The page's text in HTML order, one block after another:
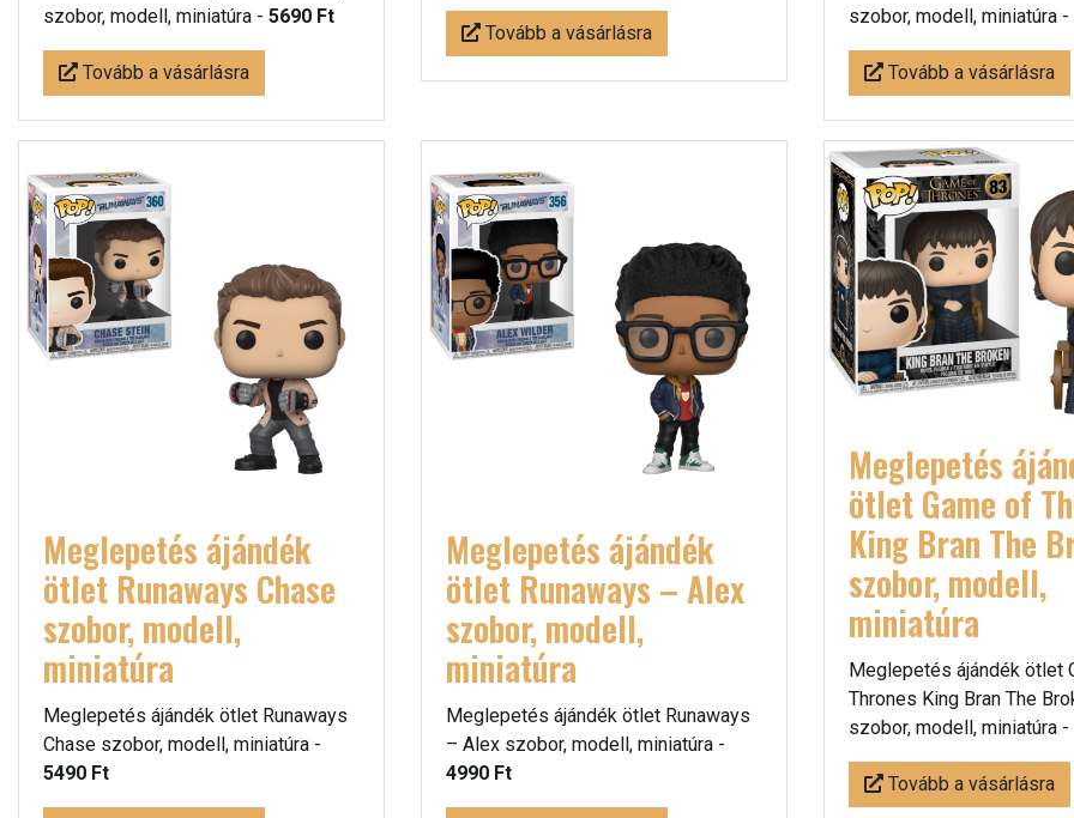
szobor, modell, miniatúra - 5690 Ft
Tovább a vásárlásra
Tovább a vásárlásra
szobor, modell, miniatúra -
Tovább a vásárlásra
Meglepetés ájándék
ötlet Runaways Chase
szobor, modell,
miniatúra
Meglepetés ájándék ötlet Runaways
Chase szobor, modell, miniatúra -
5490 Ft
Meglepetés ájándék
ötlet Runaways – Alex
szobor, modell,
miniatúra
Meglepetés ájándék ötlet Runaways
– Alex szobor, modell, miniatúra -
4990 Ft
Meglepetés
ötlet Game of
King Bran The
szobor, modell,
miniatúra
Meglepetés ájándék ötlet
Thrones King Bran The
szobor, modell, miniatúra -
Tovább a vásárlásra